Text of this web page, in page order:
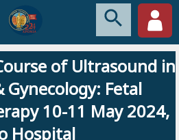
of Ultrasound in
Gynecology: Fetal
10-11 May 2024,
Hospital